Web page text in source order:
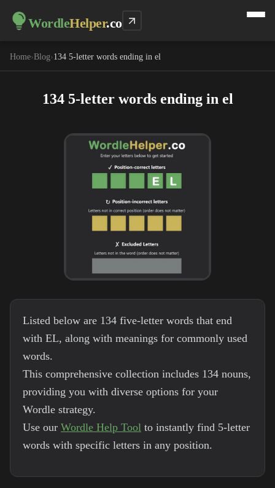
WordleHelper.co
Home›Blog›134 5-letter words ending in el
134 5-letter words ending in el
Listed below are 134 five-letter words that end
with EL, along with meanings for commonly used
words.
This comprehensive collection includes 134 nouns,
providing you with diverse options for your
Wordle strategy.
Use our Wordle Help Tool to instantly find 5-letter
words with specific letters in any position.